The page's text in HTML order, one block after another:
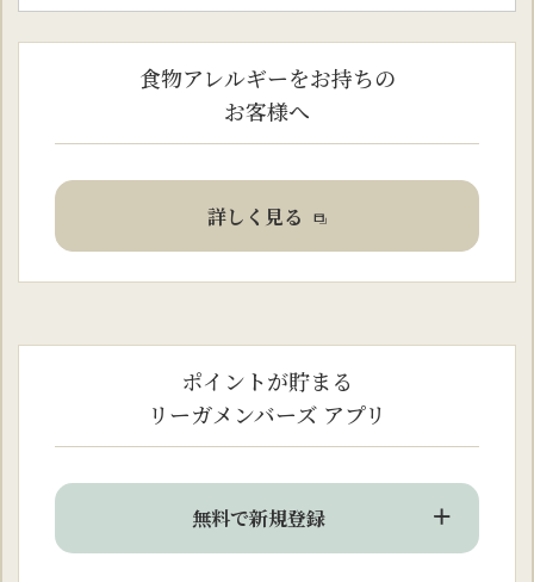
食物アレルギーをお持ちの
お客様へ
詳しく見る
ポイントが貯まる
リーガメンバーズ アプリ
無料で新規登録